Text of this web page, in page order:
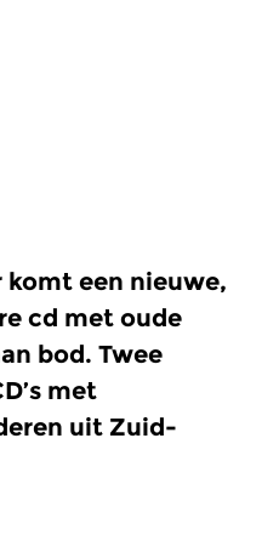
komt een nieuwe,
cd met oude
bod. Twee
met
uit Zuid-